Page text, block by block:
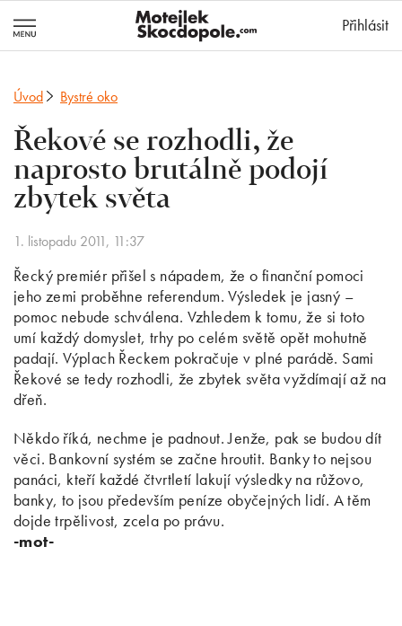
Přihlásit
Úvod Bystré oko
Řekové se rozhodli, že
naprosto brutálně podojí
zbytek světa
1. listopadu 2011, 11:37
Řecký premiér přišel s nápadem, že o finanční pomoci
jeho zemi proběhne referendum. Výsledek je jasný –
pomoc nebude schválena. Vzhledem k tomu, že si toto
umí každý domyslet, trhy po celém světě opět mohutně
padají. Výplach Řeckem pokračuje v plné parádě. Sami
Řekové se tedy rozhodli, že zbytek světa vyždímají až na
dřeň.
Někdo říká, nechme je padnout. Jenže, pak se budou dít
věci. Bankovní systém se začne hroutit. Banky to nejsou
panáci, kteří každé čtvrtletí lakují výsledky na růžovo,
banky, to jsou především peníze obyčejných lidí. A těm
dojde trpělivost, zcela po právu.
-mot-